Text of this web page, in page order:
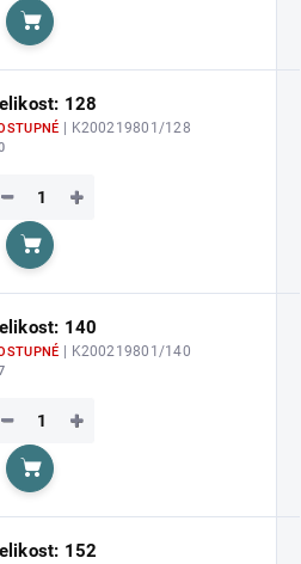
Do košíku
128
| K200219801/128
+
−
Do košíku
140
| K200219801/140
+
−
Do košíku
152